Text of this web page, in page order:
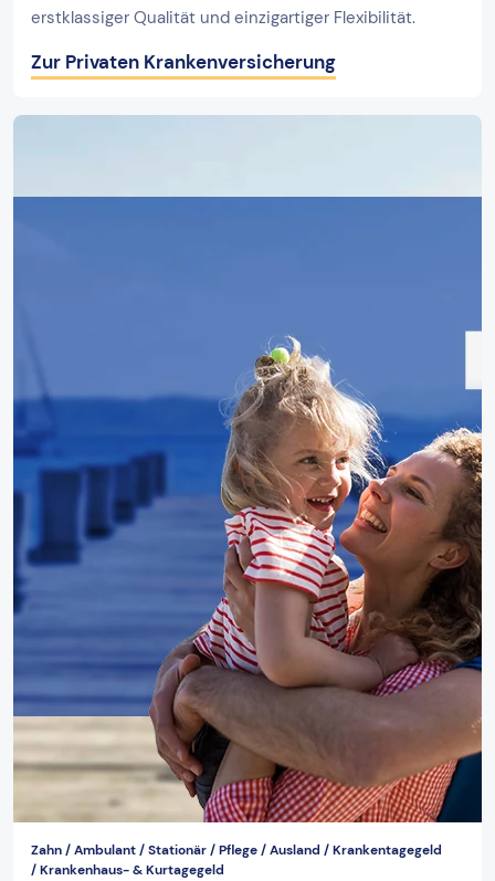
erstklassiger Qualität und einzigartiger Flexibilität.
Zur Privaten Krankenversicherung
Zahn / Ambulant / Stationär / Pflege / Ausland / Krankentagegeld
/ Krankenhaus- & Kurtagegeld